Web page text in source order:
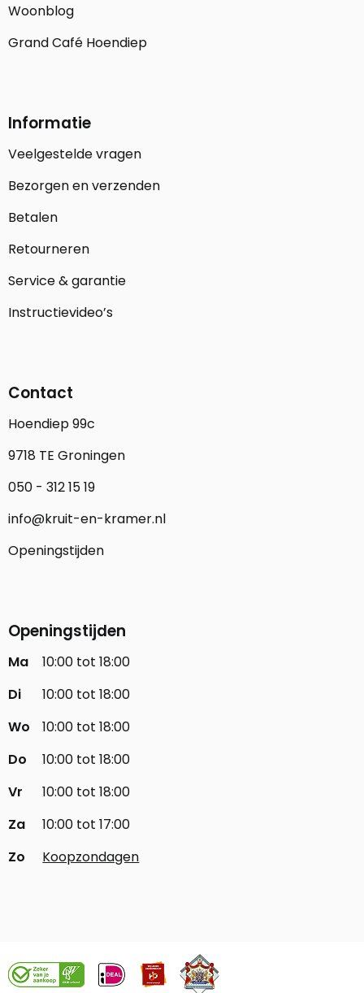
Woonblog
Grand Café Hoendiep
Informatie
Veelgestelde vragen
Bezorgen en verzenden
Betalen
Retourneren
Service & garantie
Instructievideo’s
Contact
Hoendiep 99c
9718 TE Groningen
050 - 312 15 19
info@kruit-en-kramer.nl
Openingstijden
Openingstijden
Ma
10:00 tot 18:00
Di
10:00 tot 18:00
Wo
10:00 tot 18:00
Do
10:00 tot 18:00
Vr
10:00 tot 18:00
Za
10:00 tot 17:00
Zo
Koopzondagen